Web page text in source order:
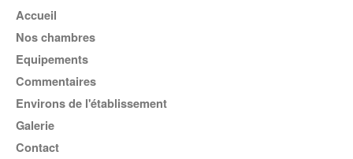
Accueil
Nos chambres
Equipements
Commentaires
Environs de l'établissement
Galerie
Contact